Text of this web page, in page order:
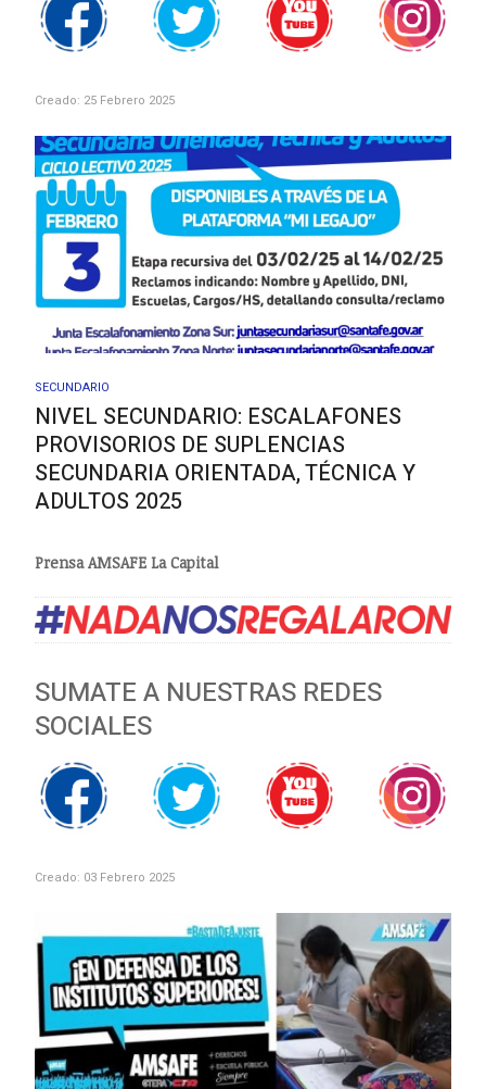
Creado: 25 Febrero 2025
SECUNDARIO
NIVEL SECUNDARIO: ESCALAFONES
PROVISORIOS DE SUPLENCIAS
SECUNDARIA ORIENTADA, TÉCNICA Y
ADULTOS 2025
Prensa AMSAFE La Capital
SUMATE A NUESTRAS REDES
SOCIALES
Creado: 03 Febrero 2025